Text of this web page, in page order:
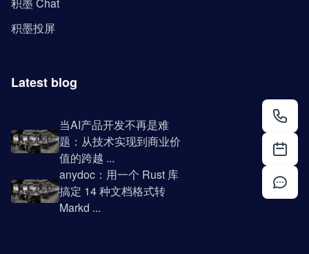
积墨 Chat
积墨投屏
Latest blog
当AI产品开发不再是难
题：从技术实现到商业价
值的跨越 ...
anydoc：用一个 Rust 库
搞定 14 种文档格式转
Markd ...